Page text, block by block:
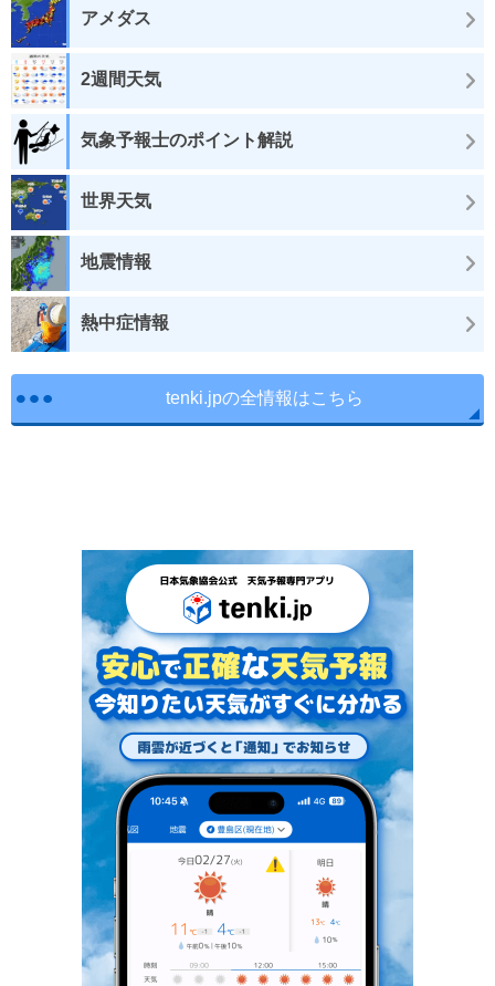
アメダス
2週間天気
気象予報士のポイント解説
世界天気
地震情報
熱中症情報
tenki.jpの全情報はこちら